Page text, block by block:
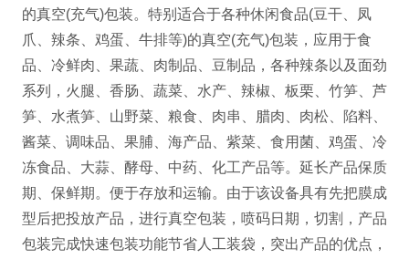
的真空(充气)包装。特别适合于各种休闲食品(豆干、凤
爪、辣条、鸡蛋、牛排等)的真空(充气)包装，应用于食
品、冷鲜肉、果蔬、肉制品、豆制品，各种辣条以及面劲
系列，火腿、香肠、蔬菜、水产、辣椒、板栗、竹笋、芦
笋、水煮笋、山野菜、粮食、肉串、腊肉、肉松、陷料、
酱菜、调味品、果脯、海产品、紫菜、食用菌、鸡蛋、冷
冻食品、大蒜、酵母、中药、化工产品等。延长产品保质
期、保鲜期。便于存放和运输。由于该设备具有先把膜成
型后把投放产品，进行真空包装，喷码日期，切割，产品
包装完成快速包装功能节省人工装袋，突出产品的优点，